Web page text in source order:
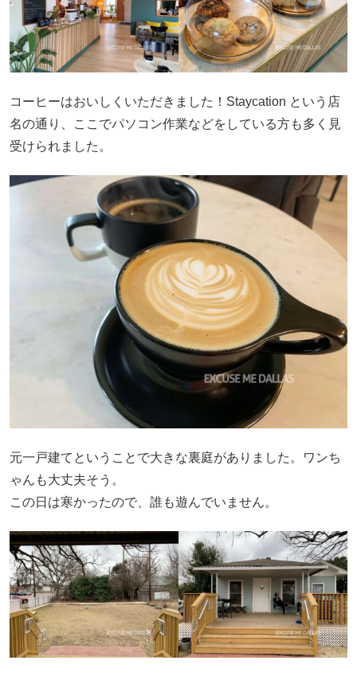
コーヒーはおいしくいただきました！Staycation という店
名の通り、ここでパソコン作業などをしている方も多く見
受けられました。
元一戸建てということで大きな裏庭がありました。ワンち
ゃんも大丈夫そう。
この日は寒かったので、誰も遊んでいません。